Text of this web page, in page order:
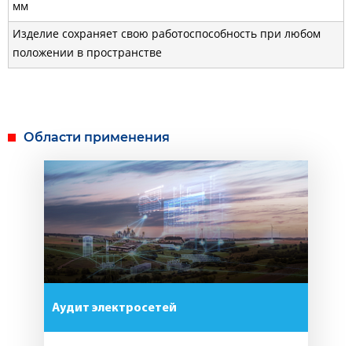
мм
Изделие сохраняет свою работоспособность при любом
положении в пространстве
Области применения
Аудит электросетей